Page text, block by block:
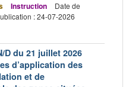
Instruction
Date de
: 24-07-2026
D du 21 juillet 2026
d’application des
et de